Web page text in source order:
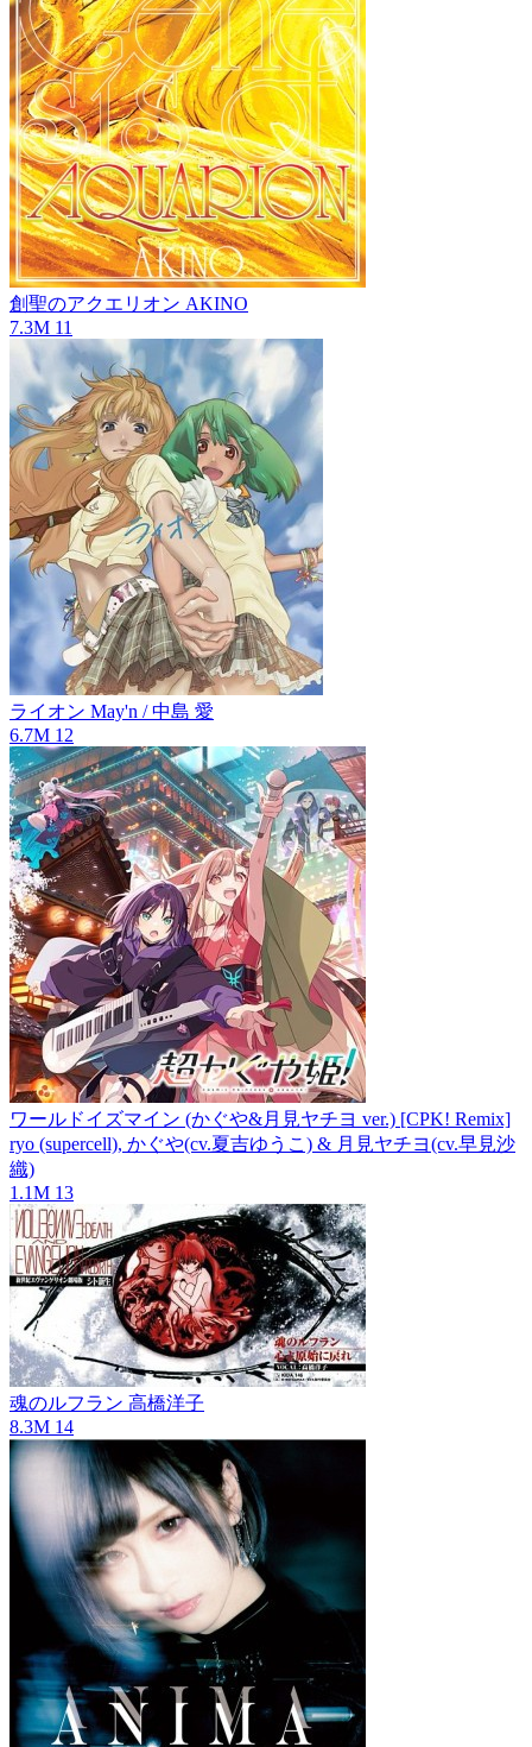
創聖のアクエリオン AKINO
7.3M 11
ライオン May'n / 中島 愛
6.7M 12
ワールドイズマイン (かぐや&月見ヤチヨ ver.) [CPK! Remix]
ryo (supercell), かぐや(cv.夏吉ゆうこ) & 月見ヤチヨ(cv.早見沙
織)
1.1M 13
魂のルフラン 高橋洋子
8.3M 14